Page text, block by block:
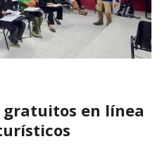
gratuitos en línea